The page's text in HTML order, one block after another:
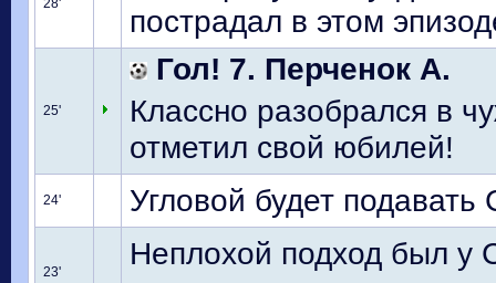
28'
пострадал в этом
25'
Гол! 7. Перченок А.
Классно разобрался в
отметил свой юбилей!
24' Угловой будет подавать
23'
Неплохой подход был у